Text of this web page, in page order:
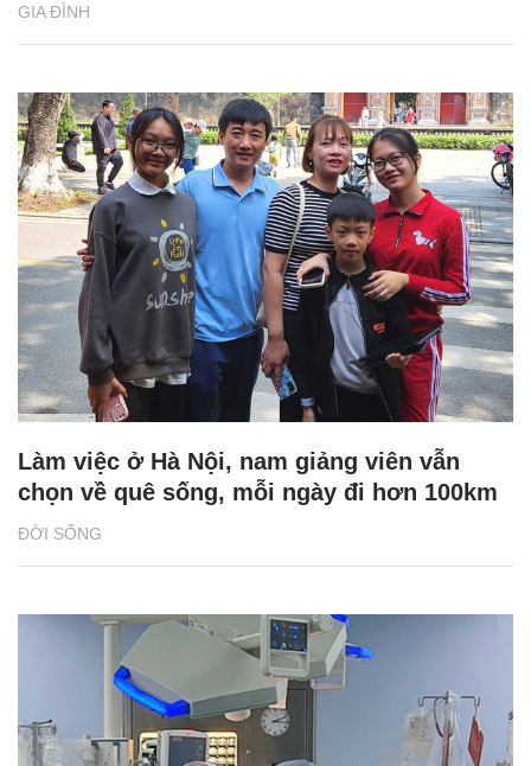
GIA ĐÌNH
ĐỜI SỐNG
Làm việc ở Hà Nội, nam giảng viên vẫn
chọn về quê sống, mỗi ngày đi hơn 100km